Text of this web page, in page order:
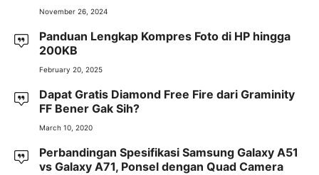
November 26, 2024
Panduan Lengkap Kompres Foto di HP hingga
200KB
February 20, 2025
Dapat Gratis Diamond Free Fire dari Graminity
FF Bener Gak Sih?
March 10, 2020
Perbandingan Spesifikasi Samsung Galaxy A51
vs Galaxy A71, Ponsel dengan Quad Camera